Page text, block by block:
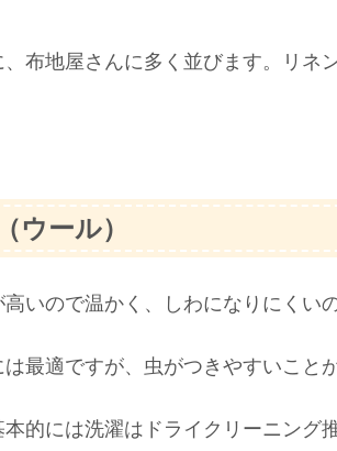
布地屋さんに多く並びます。リネ
ウール）
いので温かく、しわになりにくい
最適ですが、虫がつきやすいこと
本的には洗濯はドライクリーニング